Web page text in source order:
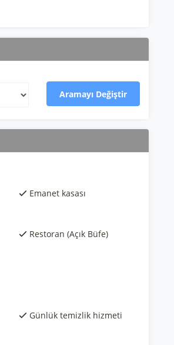
Aramayı Değiştir
Emanet kasası
Restoran (Açık Büfe)
Günlük temizlik hizmeti